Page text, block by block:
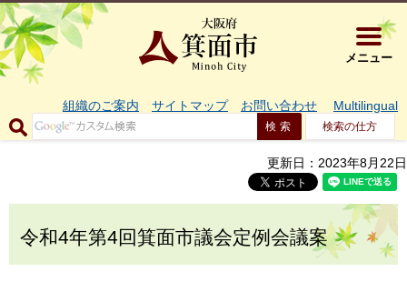
大阪府箕
メニュー
組織のご案内 サイトマップ お問い合わせ Multilingual
検索の仕方
更新日：2023年8月22日
令和4年第4回箕面市議会定例会議案